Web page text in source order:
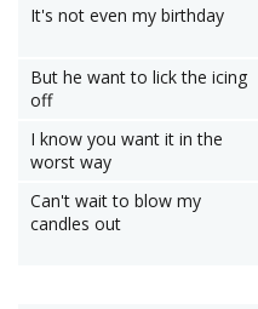
It's not even my birthday
But he want to lick the icing
off
I know you want it in the
worst way
Can't wait to blow my
candles out